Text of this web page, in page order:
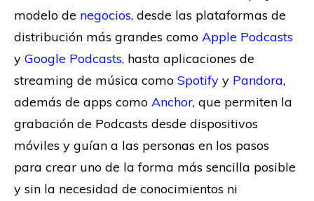
modelo de negocios, desde las plataformas de
distribución más grandes como Apple Podcasts
y Google Podcasts, hasta aplicaciones de
streaming de música como Spotify y Pandora,
además de apps como Anchor, que permiten la
grabación de Podcasts desde dispositivos
móviles y guían a las personas en los pasos
para crear uno de la forma más sencilla posible
y sin la necesidad de conocimientos ni